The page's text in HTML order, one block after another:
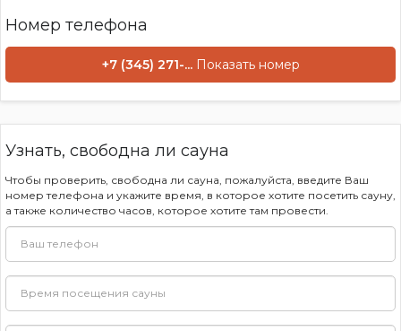
Номер телефона
+7 (345) 271-... Показать номер
Узнать, свободна ли сауна
Чтобы проверить, свободна ли сауна, пожалуйста, введите Ваш
номер телефона и укажите время, в которое хотите посетить сауну,
а также количество часов, которое хотите там провести.